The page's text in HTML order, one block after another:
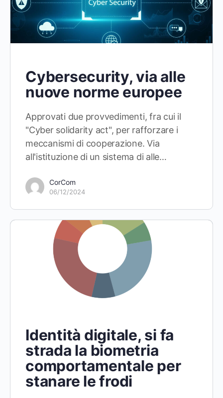
Cybersecurity, via alle
nuove norme europee
Approvati due provvedimenti, fra cui il
"Cyber solidarity act", per rafforzare i
meccanismi di cooperazione. Via
all'istituzione di un sistema di alle…
CorCom
06/12/2024
Identità digitale, si fa
strada la biometria
comportamentale per
stanare le frodi